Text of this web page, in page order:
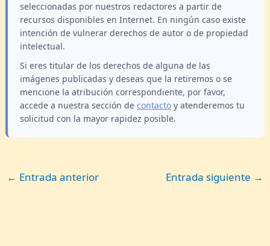
seleccionadas por nuestros redactores a partir de
recursos disponibles en Internet. En ningún caso existe
intención de vulnerar derechos de autor o de propiedad
intelectual.
Si eres titular de los derechos de alguna de las
imágenes publicadas y deseas que la retiremos o se
mencione la atribución correspondiente, por favor,
accede a nuestra sección decontacto y atenderemos tu
solicitud con la mayor rapidez posible.
← Entrada anterior Entrada siguiente →